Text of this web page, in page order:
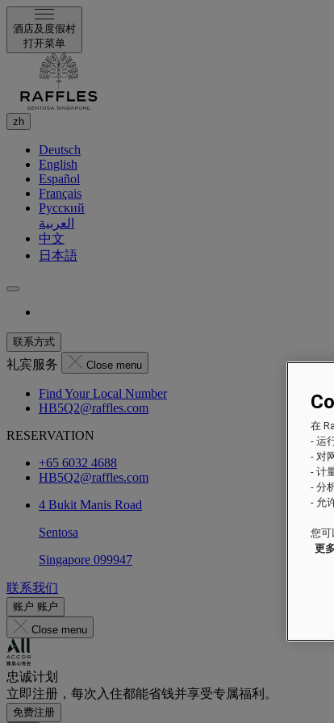
酒店及度假村
打开菜单
zh
Deutsch
English
Español
Français
Русский
العربية
中文
日本語
联系方式
礼宾服务 Close menu
Find Your Local Number
HB5Q2@raffles.com
RESERVATION
+65 6032 4688
HB5Q2@raffles.com
4 Bukit Manis Road
Sentosa
Singapore 099947
联系我们
账户 账户
Close menu
忠诚计划
立即注册，每次入住都能省钱并享受专属福利。
免费注册
在
- 运
- 对
- 计
- 分
- 允
您可
更